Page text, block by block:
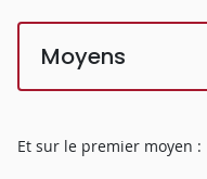
Moyens
Et sur le premier moyen :